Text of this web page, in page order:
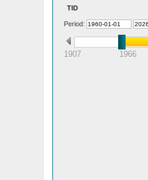
tid
Period:
1907 1966